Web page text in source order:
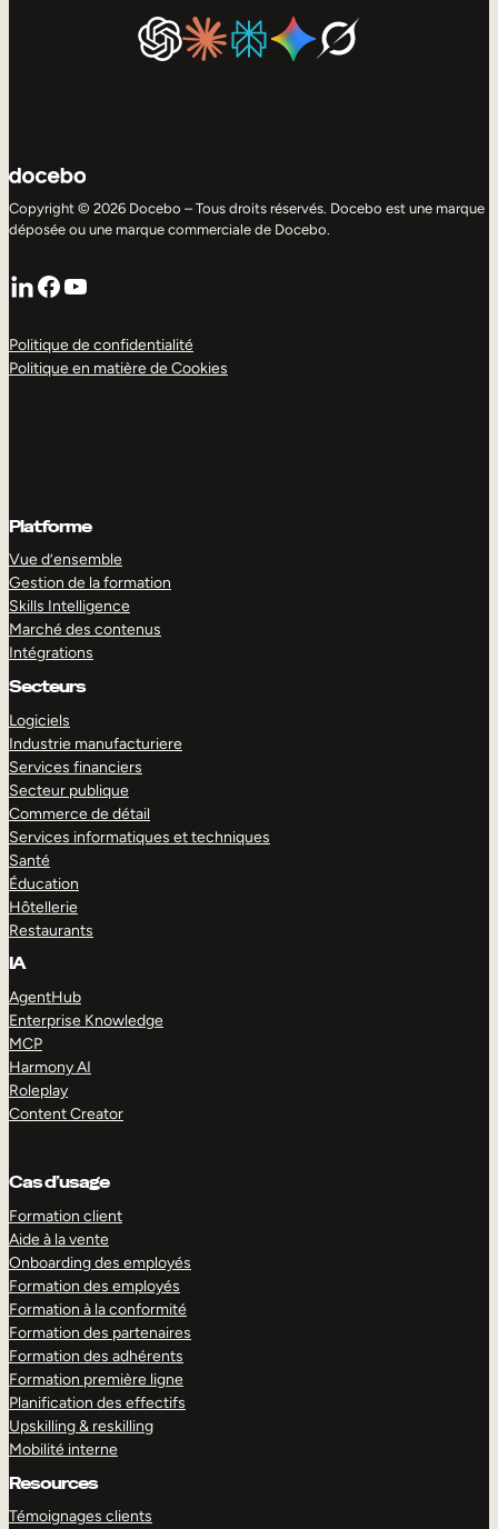
Copyright © 2026 Docebo – Tous droits réservés. Docebo est une marque
déposée ou une marque commerciale de Docebo.
LinkedIn
Facebook
YouTube
Politique de confidentialité
Politique en matière de Cookies
Platforme
Vue d’ensemble
Gestion de la formation
Skills Intelligence
Marché des contenus
Intégrations
Secteurs
Logiciels
Industrie manufacturiere
Services financiers
Secteur publique
Commerce de détail
Services informatiques et techniques
Santé
Éducation
Hôtellerie
Restaurants
IA
AgentHub
Enterprise Knowledge
MCP
Harmony AI
Roleplay
Content Creator
Cas d’usage
Formation client
Aide à la vente
Onboarding des employés
Formation des employés
Formation à la conformité
Formation des partenaires
Formation des adhérents
Formation première ligne
Planification des effectifs
Upskilling & reskilling
Mobilité interne
Resources
Témoignages clients